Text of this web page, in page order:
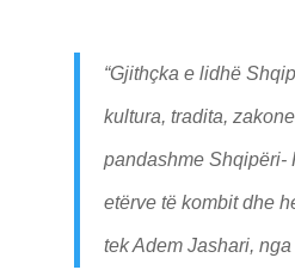
“Gjithçka e lidhë
kultura, tradita,
pandashme Shqipëri-
etërve të kombit dhe
tek Adem Jashari,